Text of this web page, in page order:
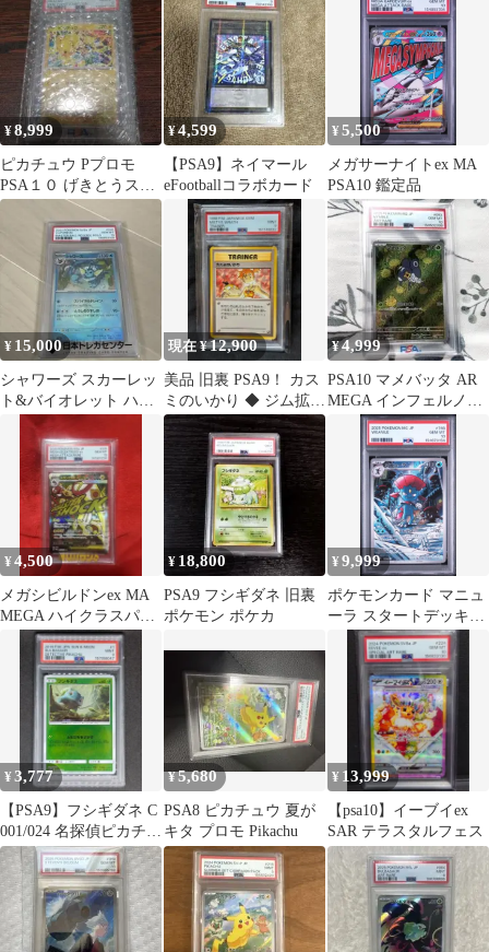
¥8,999
ピカチュウ Pプロモ
PSA１０ げきとうスパ
ーク
¥4,599
【PSA9】ネイマール
eFootballコラボカード
¥5,500
メガサーナイトex MA
PSA10 鑑定品
¥ 15,000
シャワーズ スカーレッ
ト&バイオレット ハイ
クラスパック PSA10
現在 ¥12,900
美品 旧裏 PSA9！ カス
ミのいかり ◆ ジム拡張
第1弾 リーダーズスタ
ジアム
¥ 4,999
PSA10 マメバッタ AR
MEGA インフェルノX
ポケモンカード
¥4,500
メガシビルドンex MA
MEGA ハイクラスパッ
ク MEGAドリームex
¥ 18,800
PSA9 フシギダネ 旧裏
ポケモン ポケカ
¥9,999
ポケモンカード マニュ
ーラ スタートデッキ
100 746/742 PSA10
¥3,777
【PSA9】フシギダネ C
001/024 名探偵ピカチュ
ウ キラ ホロ
¥5,680
PSA8 ピカチュウ 夏が
キタ プロモ Pikachu
¥ 13,999
【psa10】イーブイex
SAR テラスタルフェス